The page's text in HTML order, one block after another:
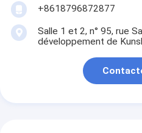
+8618796872877
Salle 1 et 2, n° 95, rue
développement de